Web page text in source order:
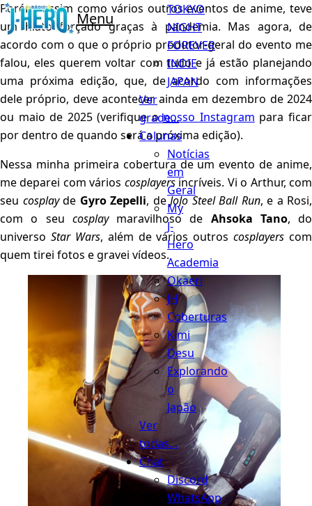
Menu
TOKYO
NIGHT
FOREVER
INDIE
JAPAN
Ver
grade...
Colunas
Notícias
em
Geral
My
J-
Hero
Academia
Okaeri
JH
Coberturas
Kimi
Desu
Explorando
o
Japão
Ver
todas...
Chat
Discord
WhatsApp
Porém, assim como vários outros eventos de anime, teve
um hiato forçado graças à pandemia. Mas agora, de
acordo com o que o próprio produtor-geral do evento me
falou, eles querem voltar com tudo e já estão planejando
uma próxima edição, que, de acordo com informações
dele próprio, deve acontecer ainda em dezembro de 2024
ou maio de 2025 (verifique onosso Instagram para ficar
por dentro de quando será a próxima edição).
Nessa minha primeira cobertura de um evento de anime,
me deparei com vários cosplayersincríveis. Vi o Arthur, com
seu cosplayde Gyro Zepelli, deJoJo Steel Ball Run, e a Rosi,
com o seu cosplaymaravilhoso de Ahsoka Tano, do
universo Star Wars, além de vários outroscosplayers com
quem tirei fotos e gravei vídeos.